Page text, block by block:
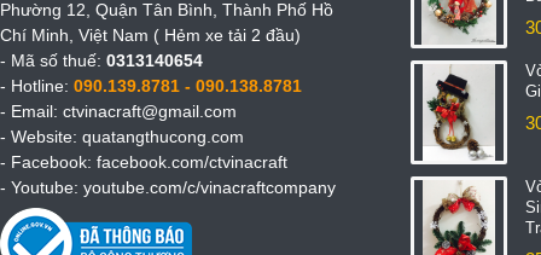
Phường 12, Quận Tân Bình, Thành Phố Hồ
Chí Minh, Việt Nam ( Hẻm xe tải 2 đầu)
- Mã số thuế: 0313140654
- Hotline: 090.139.8781 - 090.138.8781
- Email: ctvinacraft@gmail.com
- Website: quatangthucong.com
- Facebook: facebook.com/ctvinacraft
- Youtube: youtube.com/c/vinacraftcompany